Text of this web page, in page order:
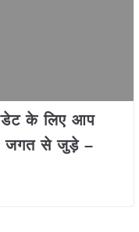
के लिए आप
जगत से जुड़े –